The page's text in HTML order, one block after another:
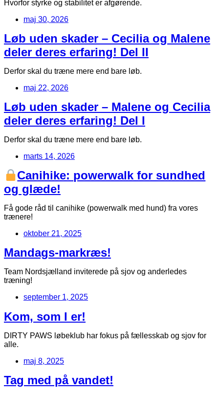
Hvorfor styrke og stabilitet er afgørende.
maj 30, 2026
Løb uden skader – Cecilia og Malene
deler deres erfaring! Del II
Derfor skal du træne mere end bare løb.
maj 22, 2026
Løb uden skader – Malene og Cecilia
deler deres erfaring! Del I
Derfor skal du træne mere end bare løb.
marts 14, 2026
Canihike: powerwalk for sundhed
og glæde!
Få gode råd til canihike (powerwalk med hund) fra vores
trænere!
oktober 21, 2025
Mandags-markræs!
Team Nordsjælland inviterede på sjov og anderledes
træning!
september 1, 2025
Kom, som I er!
DIRTY PAWS løbeklub har fokus på fællesskab og sjov for
alle.
maj 8, 2025
Tag med på vandet!